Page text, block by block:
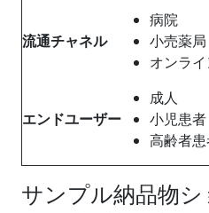
流通チャネル
病院
小売薬局
オンラ
エンドユーザー
成人
小児患者
高齢者
サンプル納品物シ